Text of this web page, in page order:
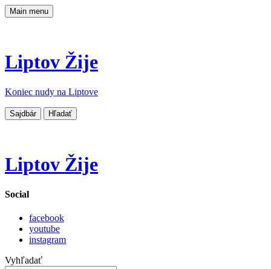
Main menu
Liptov Žije
Koniec nudy na Liptove
Sajdbár Hľadať
Liptov Žije
Social
facebook
youtube
instagram
Vyhľadať